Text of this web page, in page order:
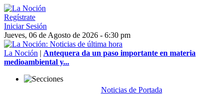
Regístrate
Iniciar Sesión
Jueves, 06 de Agosto de 2026 - 6:30 pm
La Noción | Antequera da un paso importante en materia
medioambiental y...
Noticias de Portada